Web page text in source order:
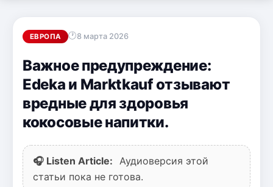
ЕВРОПА 8 марта 2026
Важное предупреждение:
Edeka и Marktkauf отзывают
вредные для здоровья
кокосовые напитки.
🎧 Listen Article:
Аудиоверсия этой
статьи пока не готова.